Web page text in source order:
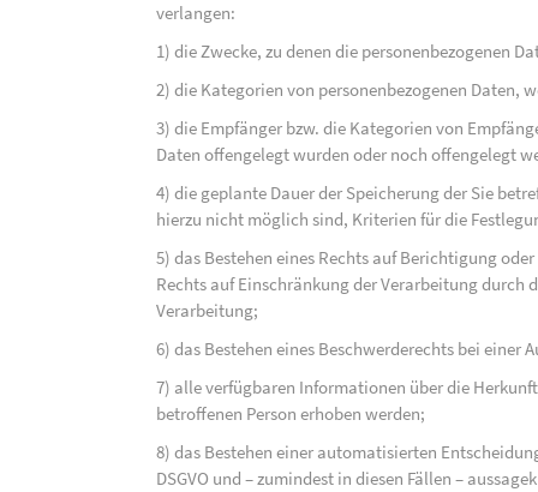
verlangen:
1) die Zwecke, zu denen die personenbezogenen
2) die Kategorien von personenbezogenen Daten,
3) die Empfänger bzw. die Kategorien von
Daten offengelegt wurden oder noch offengelegt
4) die geplante Dauer der Speicherung der Sie
hierzu nicht möglich sind, Kriterien für die
5) das Bestehen eines Rechts auf Berichtigung
Rechts auf Einschränkung der Verarbeitung durch
Verarbeitung;
6) das Bestehen eines Beschwerderechts bei einer
7) alle verfügbaren Informationen über die
betroffenen Person erhoben werden;
8) das Bestehen einer automatisierten
DSGVO und – zumindest in diesen Fällen –